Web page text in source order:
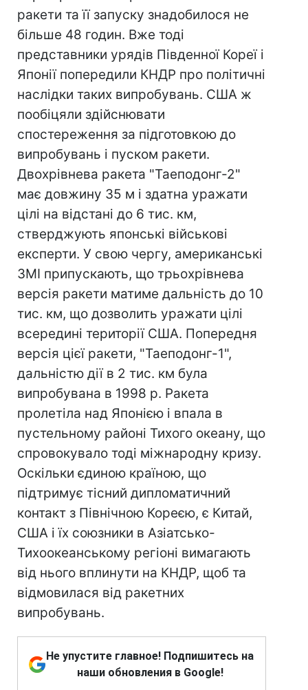
ракети та її запуску знадобилося не
більше 48 годин. Вже тоді
представники урядів Південної Кореї і
Японії попередили КНДР про політичні
наслідки таких випробувань. США ж
пообіцяли здійснювати
спостереження за підготовкою до
випробувань і пуском ракети.
Двохрівнева ракета "Таеподонг-2"
має довжину 35 м і здатна уражати
цілі на відстані до 6 тис. км,
стверджують японські військові
експерти. У свою чергу, американські
ЗМІ припускають, що трьохрівнева
версія ракети матиме дальність до 10
тис. км, що дозволить уражати цілі
всередині території США. Попередня
версія цієї ракети, "Таеподонг-1",
дальністю дії в 2 тис. км була
випробувана в 1998 р. Ракета
пролетіла над Японією і впала в
пустельному районі Тихого океану, що
спровокувало тоді міжнародну кризу.
Оскільки єдиною країною, що
підтримує тісний дипломатичний
контакт з Північною Кореєю, є Китай,
США і їх союзники в Азіатсько-
Тихоокеанському регіоні вимагають
від нього вплинути на КНДР, щоб та
відмовилася від ракетних
випробувань.
Не упустите главное! Подпишитесь на
наши обновления в Google!